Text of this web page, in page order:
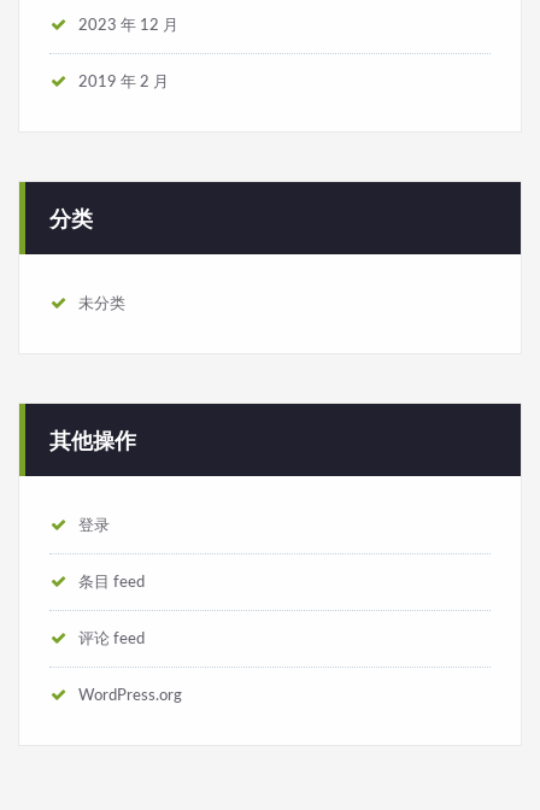
2023 年 12 月
2019 年 2 月
分类
未分类
其他操作
登录
条目 feed
评论 feed
WordPress.org